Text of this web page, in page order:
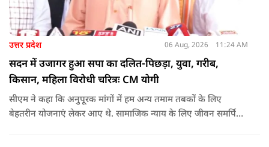
उत्तर प्रदेश 06 Aug, 2026 11:24 AM
सदन में उजागर हुआ सपा का दलित-पिछड़ा, युवा, गरीब,
किसान, महिला विरोधी चरित्रः CM योगी
सीएम ने कहा कि अनुपूरक मांगों में हम अन्य तमाम तबकों के लिए
बेहतरीन योजनाएं लेकर आए थे. सामाजिक न्याय के लिए जीवन समर्पित